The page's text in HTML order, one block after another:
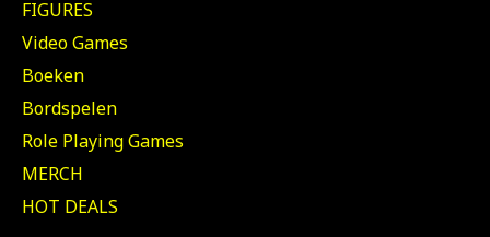
FIGURES
Video Games
Boeken
Bordspelen
Role Playing Games
MERCH
HOT DEALS